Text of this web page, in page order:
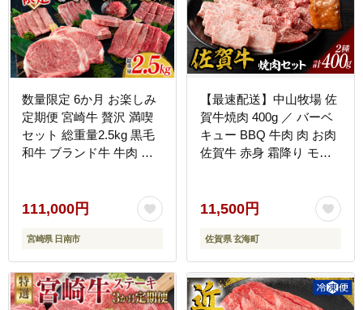
数量限定 6か月 お楽しみ
定期便 宮崎牛 贅沢 満喫
セット 総重量2.5kg 黒毛
和牛 ブランド牛 牛肉 国
れ しゃぶしゃぶ すき焼き
ミヤチク お取り寄せ グル
メ ご褒美 記念日 お祝 宮
崎県 日南市 送料無料
_NA1-25
111,000円
宮崎県 日南市
【最速配送】中山牧場 佐
賀牛焼肉 400g ／ バーベ
キュー BBQ 牛肉 肉 お肉
佐賀牛 赤身 霜降り モモ
a5 a4 黒毛和牛 ブランド
牛 国産 佐賀県 玄海町 冷
凍
11,500円
佐賀県 玄海町